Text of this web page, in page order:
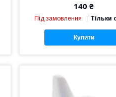
140 ₴
Під замовлення Тільки
Купити